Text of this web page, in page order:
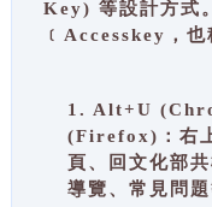
Key) 等設計方式
﹝Accesskey，也
1. Alt+U
(Firefox)：右
頁、回文化部
導覽、常見問題